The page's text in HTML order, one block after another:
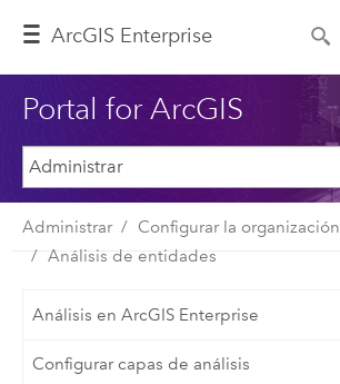
ArcGIS Enterprise
Portal for ArcGIS
Administrar Configurar la organización
Análisis de entidades
Análisis en ArcGIS Enterprise
Configurar capas de análisis